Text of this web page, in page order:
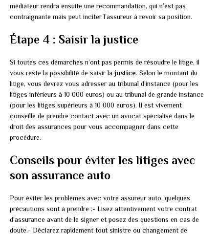
médiateur rendra ensuite une recommandation, qui n’est pas
contraignante mais peut inciter l’assureur à revoir sa position.
Étape 4 : Saisir la justice
Si toutes ces démarches n’ont pas permis de résoudre le litige, il
vous reste la possibilité de saisir la justice. Selon le montant du
litige, vous devrez vous adresser au tribunal d’instance (pour les
litiges inférieurs à 10 000 euros) ou au tribunal de grande instance
(pour les litiges supérieurs à 10 000 euros). Il est vivement
conseillé de prendre contact avec un avocat spécialisé dans le
droit des assurances pour vous accompagner dans cette
procédure.
Conseils pour éviter les litiges avec
son assurance auto
Pour éviter les problèmes avec votre assureur auto, quelques
précautions sont à prendre :- Lisez attentivement votre contrat
d’assurance avant de le signer et posez des questions en cas de
doute.- Déclarez rapidement tout sinistre ou changement de